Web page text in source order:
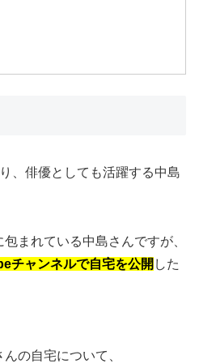
、俳優としても活躍する中島
まれている中島さんですが、
チャンネルで自宅を公開 した
の自宅について、